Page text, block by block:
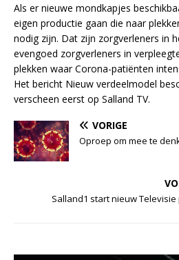
Als er nieuwe mondkapjes
eigen productie gaan die naar
nodig zijn. Dat zijn zorgverleners in
evengoed zorgverleners in
plekken waar Corona-patiënten
Het bericht Nieuw verdeelmodel
verscheen eerst op Salland TV.
VORIGE
Oproep om mee te
Salland1 start nieuw Televisie